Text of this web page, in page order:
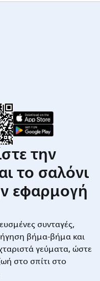
την
το σαλόνι
εφαρμογή
συνταγές,
βήμα-βήμα και
γεύματα, ώστε
στο σπίτι στο